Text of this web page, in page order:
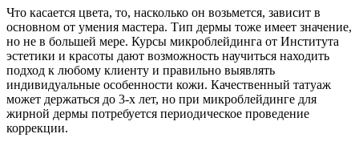
Что касается цвета, то, насколько он возьмется, зависит в
основном от умения мастера. Тип дермы тоже имеет значение,
но не в большей мере. Курсы микроблейдинга от Института
эстетики и красоты дают возможность научиться находить
подход к любому клиенту и правильно выявлять
индивидуальные особенности кожи. Качественный татуаж
может держаться до 3-х лет, но при микроблейдинге для
жирной дермы потребуется периодическое проведение
коррекции.